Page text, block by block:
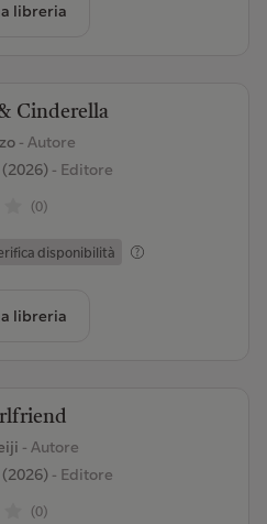
libreria
Cinderella
- Autore
- Editore
(0)
disponibilità
libreria
- Autore
- Editore
(0)